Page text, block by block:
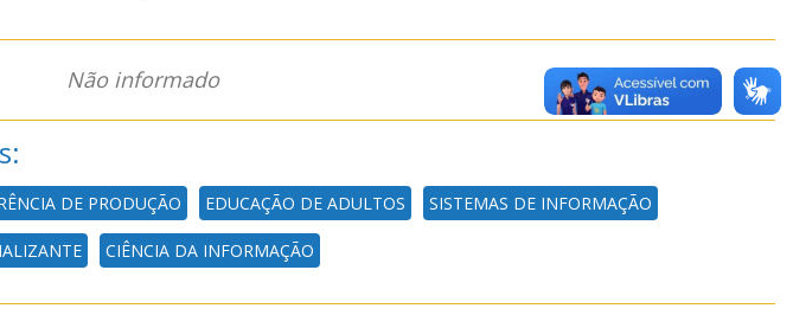
Não informado
DE PRODUÇÃO EDUCAÇÃO DE ADULTOS SISTEMAS DE INFORMAÇÃO
CIÊNCIA DA INFORMAÇÃO